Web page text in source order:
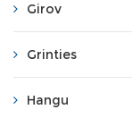
Girov
Grinties
Hangu